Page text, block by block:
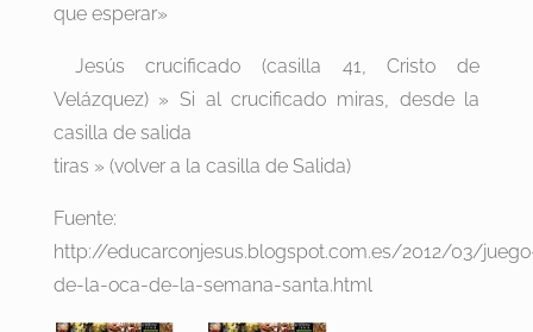
que esperar»
Jesús crucificado (casilla 41, Cristo de
Velázquez) » Si al crucificado miras, desde la
casilla de salida
tiras » (volver a la casilla de Salida)
Fuente:
http://educarconjesus.blogspot.com.es/2012/03/
de-la-oca-de-la-semana-santa.html